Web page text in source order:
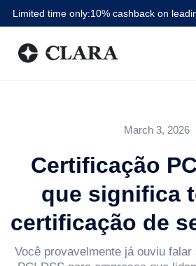
Limited time only:10% cashback on
March 3, 2026
Certificação
que significa
certificação de
Você provavelmente já ouviu